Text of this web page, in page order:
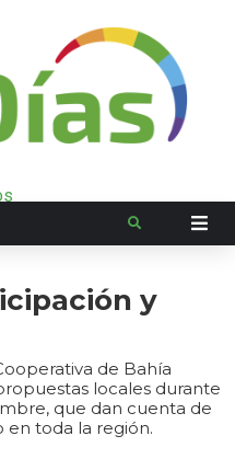
y
de Bahía
locales durante
que dan cuenta de
toda la región.